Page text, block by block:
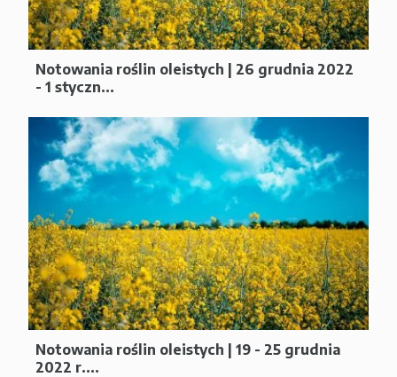
Notowania roślin oleistych | 26 grudnia 2022
- 1 styczn...
Notowania roślin oleistych | 19 - 25 grudnia
2022 r....